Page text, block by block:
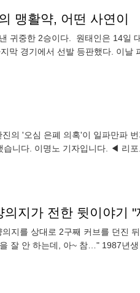
맹활약, 어떤 사연이
귀중한 2승이다. 원태인은 14일
막 경기에서 선발 등판했다. 이날
의 '오심 은폐 의혹'이 일파만파
니다. 이명노 기자입니다. ◀ 리
지를 상대로 2구째 커브를 던진
잘 안 하는데, 아~ 참…" 1987년생